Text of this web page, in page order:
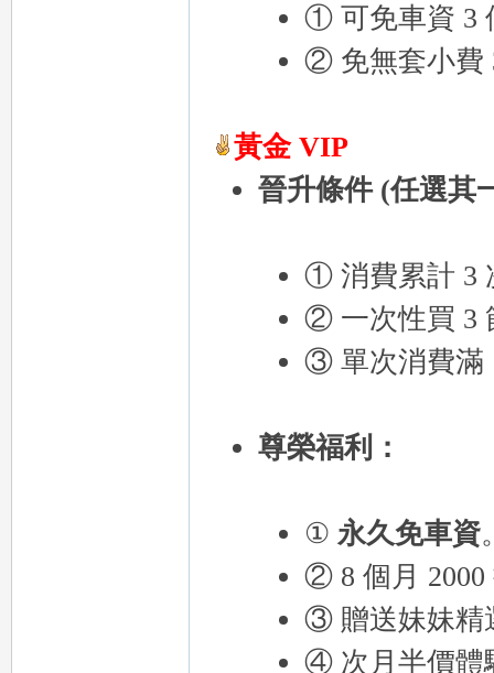
① 可免車資 3
② 免無套小費
黃金 VIP
晉升條件 (任選其
① 消費累計 3
② 一次性買 3
③ 單次消費滿
尊榮福利：
① 永久免車資
② 8 個月 2000
③ 贈送妹妹精
④ 次月半價體